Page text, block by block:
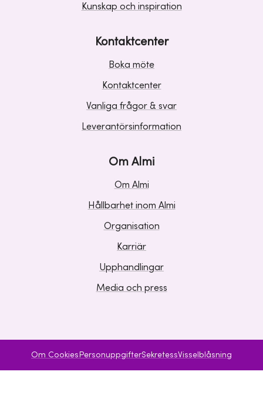
Kunskap och inspiration
Kontaktcenter
Boka möte
Kontaktcenter
Vanliga frågor & svar
Leverantörsinformation
Om Almi
Om Almi
Hållbarhet inom Almi
Organisation
Karriär
Upphandlingar
Media och press
Om Cookies PersonuppgifterSekretessVisselblåsning